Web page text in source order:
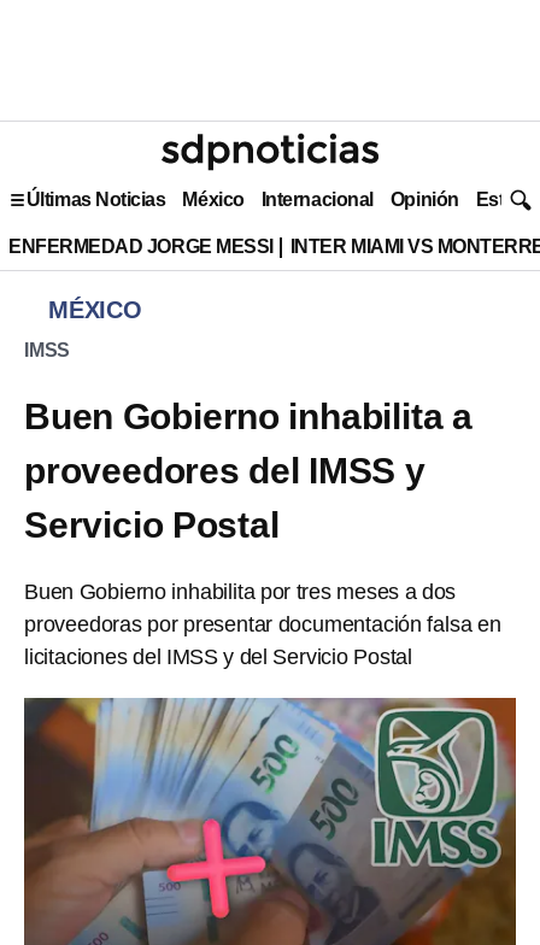
Últimas Noticias México Internacional Opinión Estilo
ENFERMEDAD JORGE MESSI INTER MIAMI VS
MÉXICO
IMSS
Buen Gobierno inhabilita a
proveedores del IMSS y
Servicio Postal
Buen Gobierno inhabilita por tres meses a dos
proveedoras por presentar documentación falsa en
licitaciones del IMSS y del Servicio Postal